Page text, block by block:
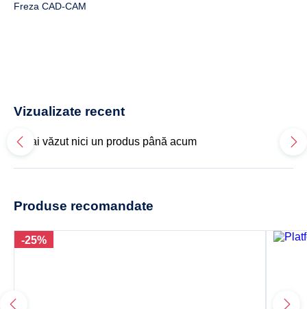
Freza CAD-CAM
Vizualizate recent
Nu ai văzut nici un produs până acum
Produse recomandate
-25%